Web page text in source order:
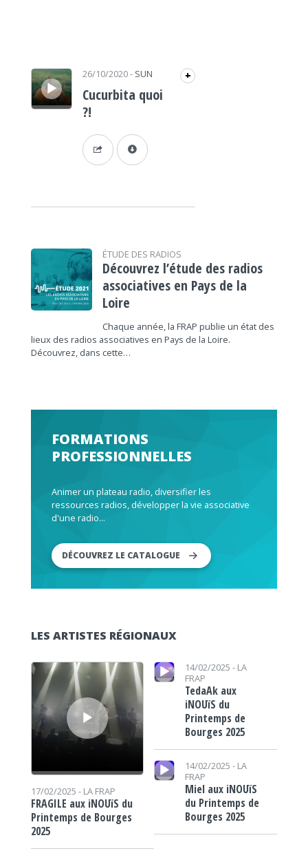
Lecteur audio 26/10/2020- SUN +
Cucurbita quoi
?!
ÉTUDE DES RADIOS
Découvrez l’étude des radios
associatives en Pays de la
Loire
Chaque année, la FRAP publie un état des
lieux des radios associatives en Pays de la Loire.
Découvrez, dans cette…
FORMATIONS
PROFESSIONNELLES
Animer un plateau radio, diversifier les
ressources radios, développer la vie associative
d'une radio...
DÉCOUVREZ LE CATALOGUE
LES ARTISTES RÉGIONAUX
Lecteur audio
17/02/2025 - LA FRAP
FRAGILE aux iNOUïS du
Printemps de Bourges
2025
Lecteur audio 14/02/2025 - LA
FRAP
TedaAk aux
iNOUïS du
Printemps de
Bourges 2025
Lecteur audio
14/02/2025 - LA
FRAP
Miel aux iNOUïS
du Printemps de
Bourges 2025